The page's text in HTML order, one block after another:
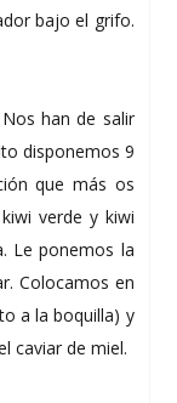
bajo el grifo.
han de salir
disponemos 9
que más os
verde y kiwi
Le ponemos la
Colocamos en
a la boquilla) y
caviar de miel.